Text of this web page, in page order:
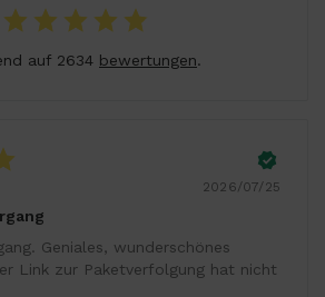
auf 2634 bewertungen.
2026/07/25
Geniales, wunderschönes
Link zur Paketverfolgung hat nicht